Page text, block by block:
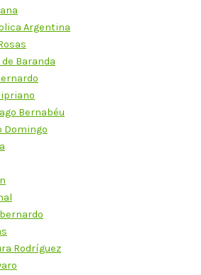
Argentina
Baranda
Bernabéu
Domingo
Rodríguez